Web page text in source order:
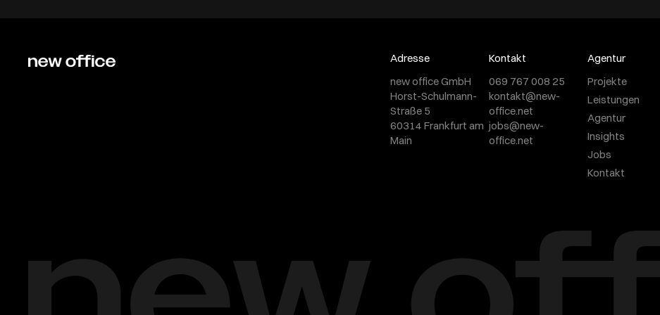
Adresse
new office GmbH
Horst-Schulmann-
Straße 5
60314 Frankfurt am
Main
Kontakt
069 767 008 25
kontakt@new-
office.net
jobs@new-
office.net
Agentur
Projekte
Leistungen
Agentur
Insights
Jobs
Kontakt